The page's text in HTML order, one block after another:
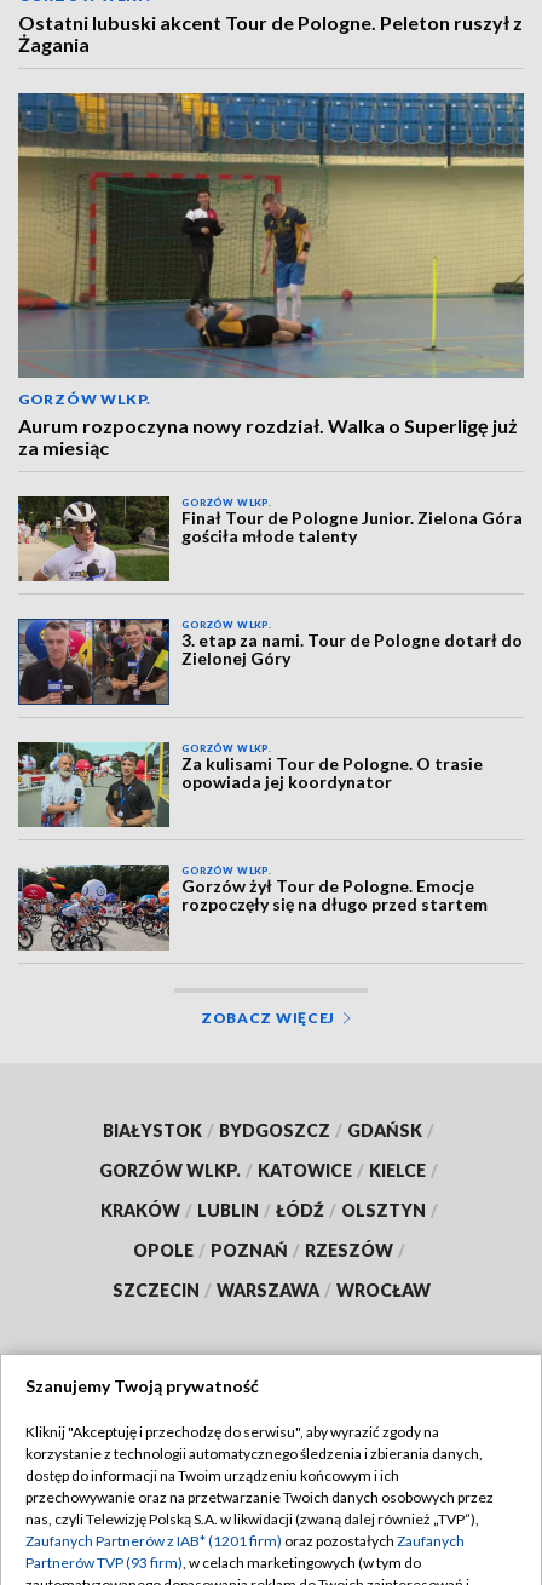
Ostatni lubuski akcent Tour de Pologne. Peleton ruszył z
Żagania
GORZÓW WLKP.
Aurum rozpoczyna nowy rozdział. Walka o Superligę już
za miesiąc
GORZÓW WLKP.
Finał Tour de Pologne Junior. Zielona Góra
gościła młode talenty
GORZÓW WLKP.
3. etap za nami. Tour de Pologne dotarł do
Zielonej Góry
GORZÓW WLKP.
Za kulisami Tour de Pologne. O trasie
opowiada jej koordynator
GORZÓW WLKP.
Gorzów żył Tour de Pologne. Emocje
rozpoczęły się na długo przed startem
ZOBACZ WIĘCEJ
BIAŁYSTOK / BYDGOSZCZ / GDAŃSK /
GORZÓW WLKP. / KATOWICE / KIELCE /
KRAKÓW / LUBLIN / ŁÓDŹ / OLSZTYN /
OPOLE / POZNAŃ / RZESZÓW /
SZCZECIN / WARSZAWA / WROCŁAW
TVP
Abonament TVP
Emisja w TVP
Centrum informacji TVP
Regulamin TVP
Polityka prywatności
Szanujemy Twoją prywatność
Kliknij "Akceptuję i przechodzę do serwisu", aby wyrazić zgody na
korzystanie z technologii automatycznego śledzenia i zbierania danych,
dostęp do informacji na Twoim urządzeniu końcowym i ich
przechowywanie oraz na przetwarzanie Twoich danych osobowych przez
nas, czyli Telewizję Polską S.A. w likwidacji (zwaną dalej również „TVP”),
Zaufanych Partnerów z IAB* (1201 firm) oraz pozostałych Zaufanych
Partnerów TVP (93 firm), w celach marketingowych (w tym do